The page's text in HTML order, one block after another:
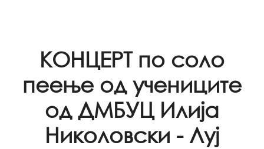
КОНЦЕРТ по соло
пеење од учениците
од ДМБУЦ Илија
Николовски - Луј